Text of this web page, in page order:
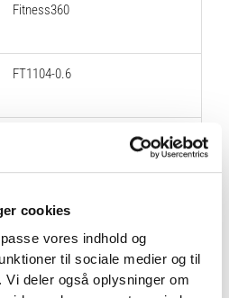
cookies
vores indhold og
til sociale medier og til
deler også oplysninger om
Fitness360
FT1104-0.6
Polyester ,Latex